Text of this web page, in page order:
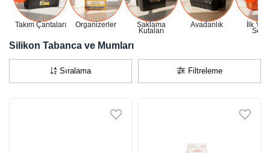
Takım Çantaları Organizerler Saklama
Kutaları
Avadanlık İlk
Silikon Tabanca ve Mumları
Filtreleme
Sıralama